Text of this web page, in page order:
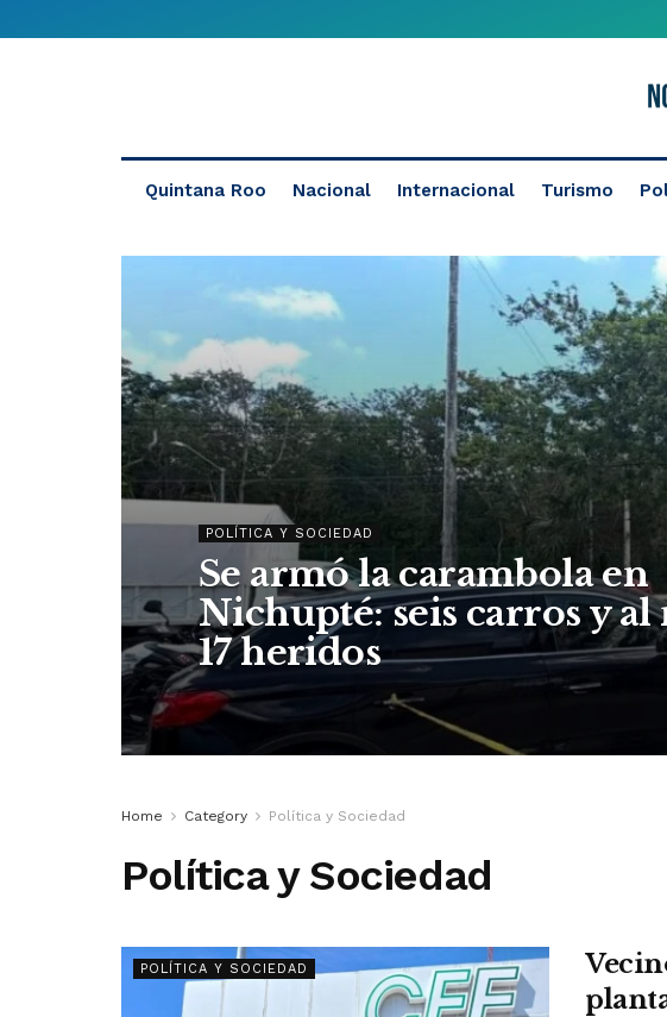
Quintana Roo Nacional Internacional Turismo
POLÍTICA Y SOCIEDAD
Se armó la carambola en
Nichupté: seis carros y al
17 heridos
Home Category Política y Sociedad
Política y Sociedad
POLÍTICA Y SOCIEDAD